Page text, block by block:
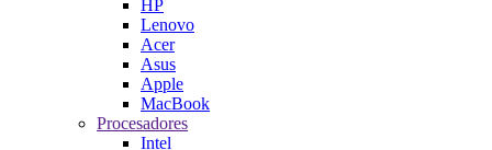
HP
Lenovo
Acer
Asus
Apple
MacBook
Procesadores
Intel